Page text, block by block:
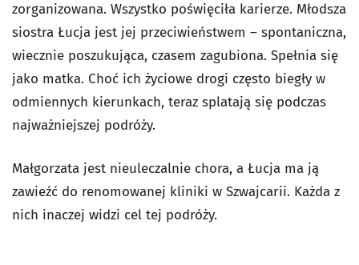
zorganizowana. Wszystko poświęciła karierze. Młodsza
siostra Łucja jest jej przeciwieństwem – spontaniczna,
wiecznie poszukująca, czasem zagubiona. Spełnia się
jako matka. Choć ich życiowe drogi często biegły w
odmiennych kierunkach, teraz splatają się podczas
najważniejszej podróży.
Małgorzata jest nieuleczalnie chora, a Łucja ma ją
zawieźć do renomowanej kliniki w Szwajcarii. Każda z
nich inaczej widzi cel tej podróży.